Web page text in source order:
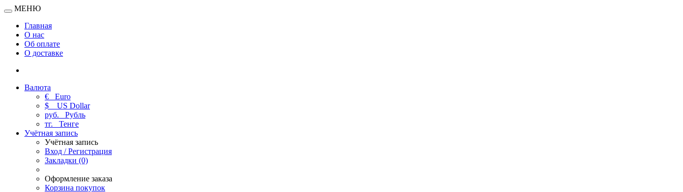
МЕНЮ
Главная
О нас
Об оплате
О доставке
Валюта
€ Euro
$
US Dollar
руб. Рубль
тг. Тенге
Учётная запись
Учётная запись
Вход / Регистрация
Закладки (0)
Оформление заказа
Корзина покупок